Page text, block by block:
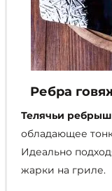
Ребра
Телячьи
обладающее
Идеально
жарки на гриле.